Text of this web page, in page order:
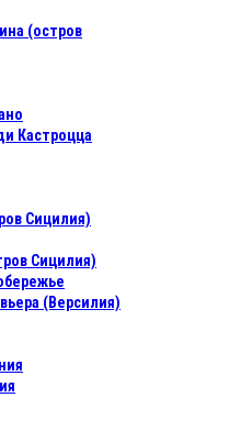
(остров
Кастроцца
Сицилия)
Сицилия)
(Версилия)